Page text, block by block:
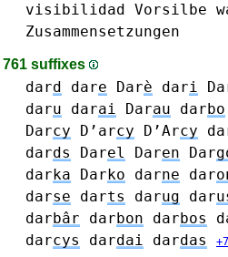
visibilidad Vorsilbe
Zusammensetzungen
761 suffixes
dard dare Darè dari
daru darai Darau darbo
Darcy D’arcy D’Arcy
dards Darel Daren Dar
darka Darko darne dar
darse darts darug dar
darbâr darbon darbos
darcys dardai dardas